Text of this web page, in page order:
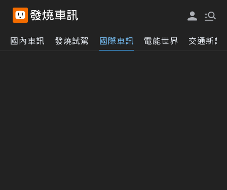
國內車訊 發燒試駕 國際車訊 電能世界 交通新訊